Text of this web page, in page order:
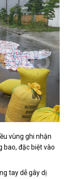
vùng ghi nhận
bao, đặc biệt vào
tay dễ gây dị